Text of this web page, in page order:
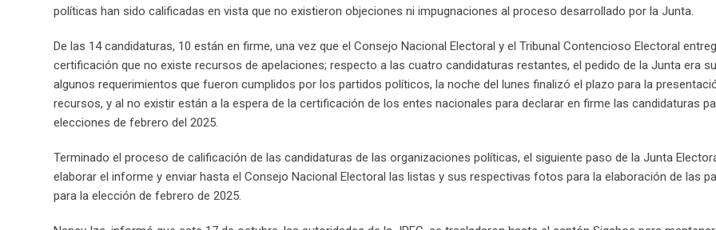
políticas han sido calificadas en vista que no existieron objeciones ni impugnaciones al proceso desarrollado por la Junta.
De las 14 candidaturas, 10 están en firme, una vez que el Consejo Nacional Electoral y el Tribunal Contencioso Electoral
certificación que no existe recursos de apelaciones; respecto a las cuatro candidaturas restantes, el pedido de la Junta era
algunos requerimientos que fueron cumplidos por los partidos políticos, la noche del lunes finalizó el plazo para la
recursos, y al no existir están a la espera de la certificación de los entes nacionales para declarar en firme las candidaturas
elecciones de febrero del 2025.
Terminado el proceso de calificación de las candidaturas de las organizaciones políticas, el siguiente paso de la Junta
elaborar el informe y enviar hasta el Consejo Nacional Electoral las listas y sus respectivas fotos para la elaboración de las
para la elección de febrero de 2025.